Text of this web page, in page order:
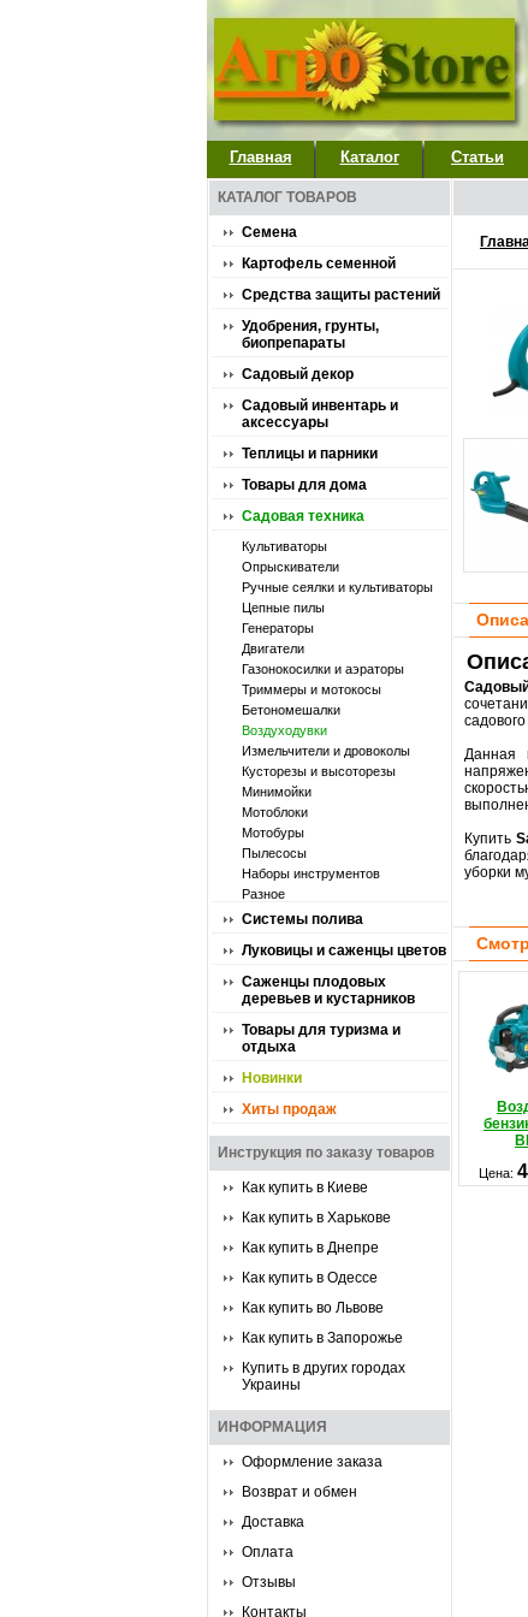
Главная Каталог Статьи
КАТАЛОГ ТОВАРОВ
Семена
Картофель семенной
Средства защиты растений
Удобрения, грунты,
биопрепараты
Садовый декор
Садовый инвентарь и
аксессуары
Теплицы и парники
Товары для дома
Садовая техника
Культиваторы
Опрыскиватели
Ручные сеялки и культиваторы
Цепные пилы
Генераторы
Двигатели
Газонокосилки и аэраторы
Триммеры и мотокосы
Бетономешалки
Воздуходувки
Измельчители и дровоколы
Кусторезы и высоторезы
Минимойки
Мотоблоки
Мотобуры
Пылесосы
Наборы инструментов
Разное
Системы полива
Луковицы и саженцы цветов
Саженцы плодовых
деревьев и кустарников
Товары для туризма и
отдыха
Новинки
Хиты продаж
Инструкция по заказу товаров
Как купить в Киеве
Как купить в Харькове
Как купить в Днепре
Как купить в Одессе
Как купить во Львове
Как купить в Запорожье
Купить в других городах
Украины
ИНФОРМАЦИЯ
Оформление заказа
Возврат и обмен
Доставка
Оплата
Отзывы
Контакты
Данная
Купить
уборки
Цена: